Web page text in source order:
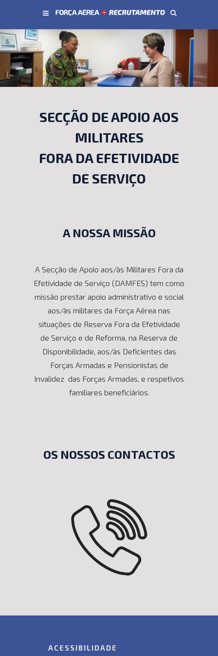
SECÇÃO DE APOIO AOS
MILITARES
FORA DA EFETIVIDADE
DE SERVIÇO
A NOSSA MISSÃO
A Secção de Apoio aos/às Militares Fora da
Efetividade de Serviço (DAMFES) tem como
missão prestar apoio administrativo e social
aos/às militares da Força Aérea nas
situações de Reserva Fora da Efetividade
de Serviço e de Reforma, na Reserva de
Disponibilidade, aos/às Deficientes das
Forças Armadas e Pensionistas de
Invalidez das Forças Armadas, e respetivos
familiares beneficiários.
OS NOSSOS CONTACTOS
ACESSIBILIDADE